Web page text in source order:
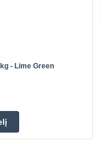
- Lime Green